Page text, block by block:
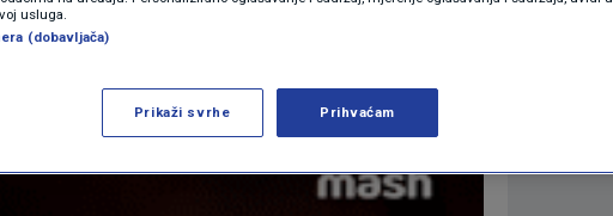
usluga.
(dobavljača)
Prikaži svrhe Prihvaćam